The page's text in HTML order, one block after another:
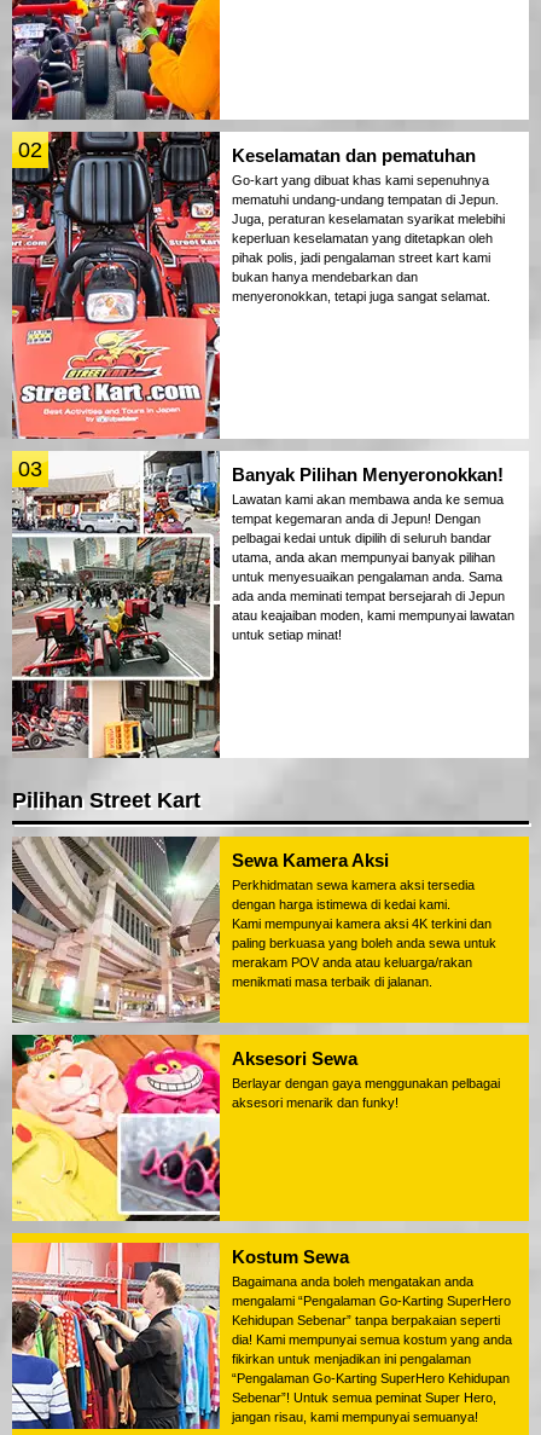
02 Keselamatan dan pematuhan
Go-kart yang dibuat khas kami sepenuhnya
mematuhi undang-undang tempatan di Jepun.
Juga, peraturan keselamatan syarikat melebihi
keperluan keselamatan yang ditetapkan oleh
pihak polis, jadi pengalaman street kart kami
bukan hanya mendebarkan dan
menyeronokkan, tetapi juga sangat selamat.
03 Banyak Pilihan Menyeronokkan!
Lawatan kami akan membawa anda ke semua
tempat kegemaran anda di Jepun! Dengan
pelbagai kedai untuk dipilih di seluruh bandar
utama, anda akan mempunyai banyak pilihan
untuk menyesuaikan pengalaman anda. Sama
ada anda meminati tempat bersejarah di Jepun
atau keajaiban moden, kami mempunyai lawatan
untuk setiap minat!
Pilihan Street Kart
Sewa Kamera Aksi
Perkhidmatan sewa kamera aksi tersedia
dengan harga istimewa di kedai kami.
Kami mempunyai kamera aksi 4K terkini dan
paling berkuasa yang boleh anda sewa untuk
merakam POV anda atau keluarga/rakan
menikmati masa terbaik di jalanan.
Aksesori Sewa
Berlayar dengan gaya menggunakan pelbagai
aksesori menarik dan funky!
Kostum Sewa
Bagaimana anda boleh mengatakan anda
mengalami “Pengalaman Go-Karting SuperHero
Kehidupan Sebenar” tanpa berpakaian seperti
dia! Kami mempunyai semua kostum yang anda
fikirkan untuk menjadikan ini pengalaman
“Pengalaman Go-Karting SuperHero Kehidupan
Sebenar”! Untuk semua peminat Super Hero,
jangan risau, kami mempunyai semuanya!